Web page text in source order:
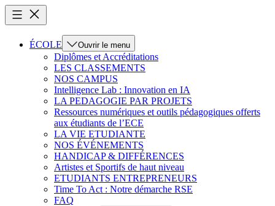
ÉCOLE Ouvrir le menu
Diplômes et Accréditations
LES CLASSEMENTS
NOS CAMPUS
Intelligence Lab : Innovation en IA
LA PEDAGOGIE PAR PROJETS
Ressources numériques et outils pédagogiques offerts
aux étudiants de l’ECE
LA VIE ETUDIANTE
NOS ÉVÉNEMENTS
HANDICAP & DIFFÉRENCES
Artistes et Sportifs de haut niveau
ETUDIANTS ENTREPRENEURS
Time To Act : Notre démarche RSE
FAQ